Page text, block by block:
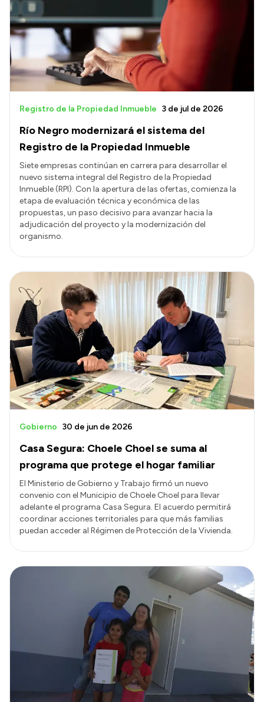
Río Negro modernizará el sistema del
Registro de la Propiedad Inmueble
Registro de la Propiedad Inmueble 3 de jul de 2026
Siete empresas continúan en carrera para desarrollar el
nuevo sistema integral del Registro de la Propiedad
Inmueble (RPI). Con la apertura de las ofertas, comienza la
etapa de evaluación técnica y económica de las
propuestas, un paso decisivo para avanzar hacia la
adjudicación del proyecto y la modernización del
organismo.
Casa Segura: Choele Choel se suma al
programa que protege el hogar familiar
Gobierno 30 de jun de 2026
El Ministerio de Gobierno y Trabajo firmó un nuevo
convenio con el Municipio de Choele Choel para llevar
adelante el programa Casa Segura. El acuerdo permitirá
coordinar acciones territoriales para que más familias
puedan acceder al Régimen de Protección de la Vivienda.